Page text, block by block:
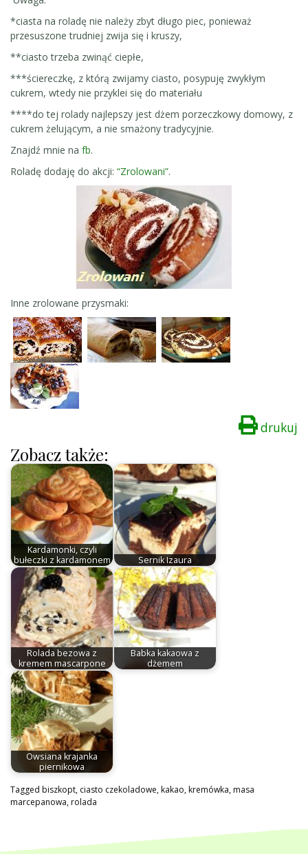
*ciasta na roladę nie należy zbyt długo piec, ponieważ
przesuszone trudniej zwija się i kruszy,
**ciasto trzeba zwinąć ciepłe,
***ściereczkę, z którą zwijamy ciasto, posypuję zwykłym
cukrem, wtedy nie przyklei się do materiału
****do tej rolady najlepszy jest dżem porzeczkowy domowy, z
cukrem żelującym, a nie smażony tradycyjnie.
Znajdź mnie na fb.
Roladę dodaję do akcji: “Zrolowani”.
Inne zrolowane przysmaki:
drukuj
Zobacz także:
Kardamonki, czyli
bułeczki z kardamonem
Sernik Izaura
Rolada bezowa z
kremem mascarpone
Babka kakaowa z
dżemem
Owsiana krajanka
piernikowa
Tagged biszkopt, ciasto czekoladowe,kakao,kremówka,masa
marcepanowa,rolada